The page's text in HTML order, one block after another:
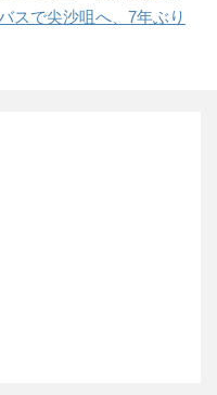
スで尖沙咀へ、7年ぶり